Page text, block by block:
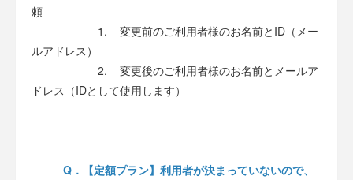
頼
1. 変更前のご利用者様のお名前とID（メー
ルアドレス）
2. 変更後のご利用者様のお名前とメールア
ドレス（IDとして使用します）
Q．【定額プラン】利用者が決まっていないので、